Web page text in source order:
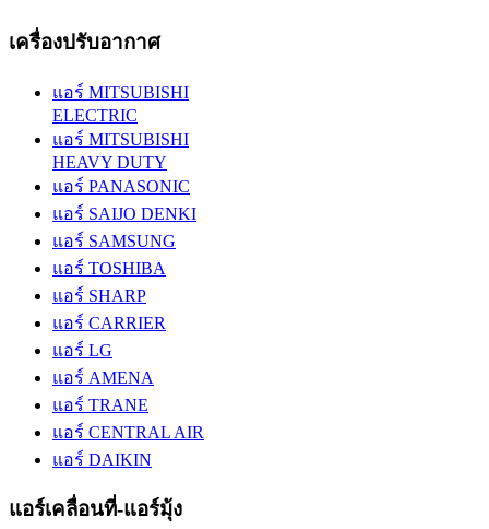
เครื่องปรับอากาศ
แอร์ MITSUBISHI
ELECTRIC
แอร์ MITSUBISHI
HEAVY DUTY
แอร์ PANASONIC
แอร์ SAIJO DENKI
แอร์ SAMSUNG
แอร์ TOSHIBA
แอร์ SHARP
แอร์ CARRIER
แอร์ LG
แอร์ AMENA
แอร์ TRANE
แอร์ CENTRAL AIR
แอร์ DAIKIN
แอร์เคลื่อนที่-แอร์มุ้ง